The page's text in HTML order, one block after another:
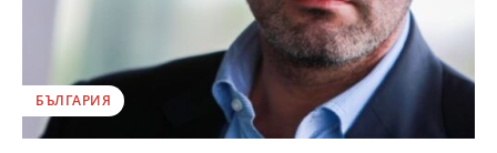
БЪЛГАРИЯ